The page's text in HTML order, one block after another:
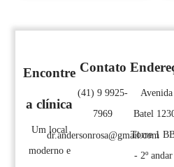
Encontre
a clínica
Um local
moderno e
Contato
(41) 9 9925-
7969
dr.andersonrosa@gmail.com
Avenida
Batel
Torre 1
- 2º